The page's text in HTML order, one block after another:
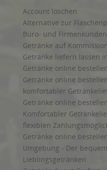
Account löschen
Alternative zur
Büro- und Firmenkunden
Getränke auf
Getränke liefern lassen
Getränke online
Getränke online
komfortabler
Getränke online
Komfortabler
flexiblen
Getränke online
Umgebung - Der
Lieblingsgetränken